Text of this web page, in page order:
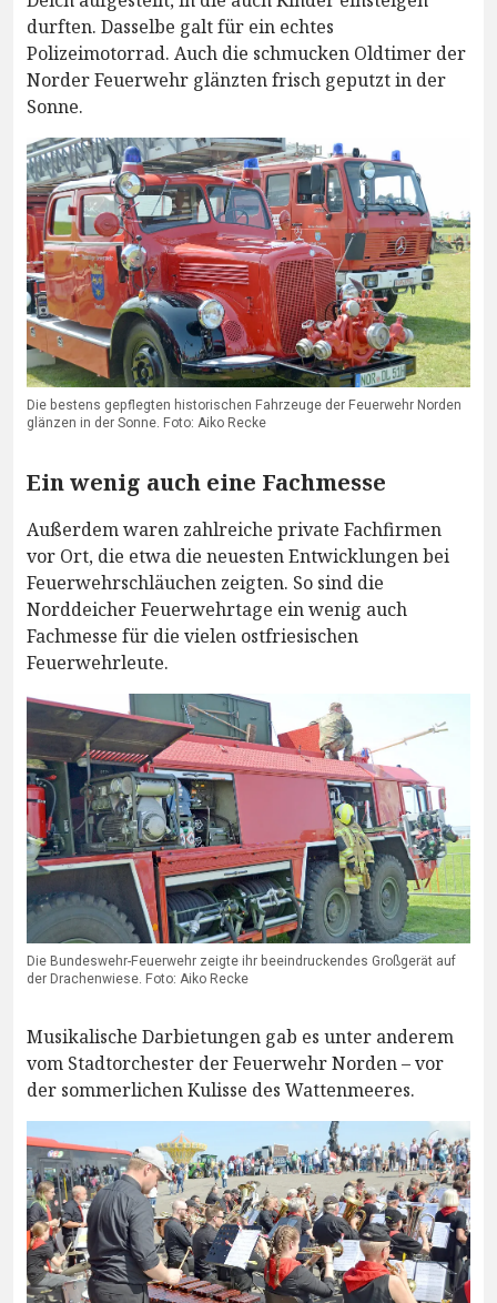
durften. Dasselbe galt für ein echtes
Polizeimotorrad. Auch die schmucken Oldtimer der
Norder Feuerwehr glänzten frisch geputzt in der
Sonne.
Die bestens gepflegten historischen Fahrzeuge der Feuerwehr Norden
glänzen in der Sonne. Foto: Aiko Recke
Ein wenig auch eine Fachmesse
Außerdem waren zahlreiche private Fachfirmen
vor Ort, die etwa die neuesten Entwicklungen bei
Feuerwehrschläuchen zeigten. So sind die
Norddeicher Feuerwehrtage ein wenig auch
Fachmesse für die vielen ostfriesischen
Feuerwehrleute.
Die Bundeswehr-Feuerwehr zeigte ihr beeindruckendes Großgerät auf
der Drachenwiese. Foto: Aiko Recke
Musikalische Darbietungen gab es unter anderem
vom Stadtorchester der Feuerwehr Norden – vor
der sommerlichen Kulisse des Wattenmeeres.